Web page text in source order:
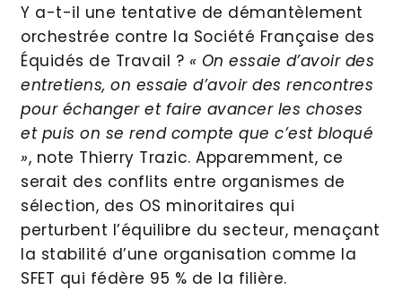
Y a-t-il une tentative de démantèlement
orchestrée contre la Société Française des
Équidés de Travail ? « On essaie d’avoir des
entretiens, on essaie d’avoir des rencontres
pour échanger et faire avancer les choses
et puis on se rend compte que c’est bloqué
», note Thierry Trazic. Apparemment, ce
serait des conflits entre organismes de
sélection, des OS minoritaires qui
perturbent l’équilibre du secteur, menaçant
la stabilité d’une organisation comme la
SFET qui fédère 95 % de la filière.